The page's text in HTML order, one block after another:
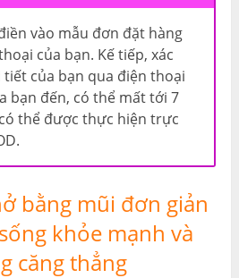
vào mẫu đơn đặt hàng
của bạn. Kế tiếp, xác
của bạn qua điện thoại
bạn đến, có thể mất tới 7
thể được thực hiện trực
bằng mũi đơn giản
khỏe mạnh và
căng thẳng